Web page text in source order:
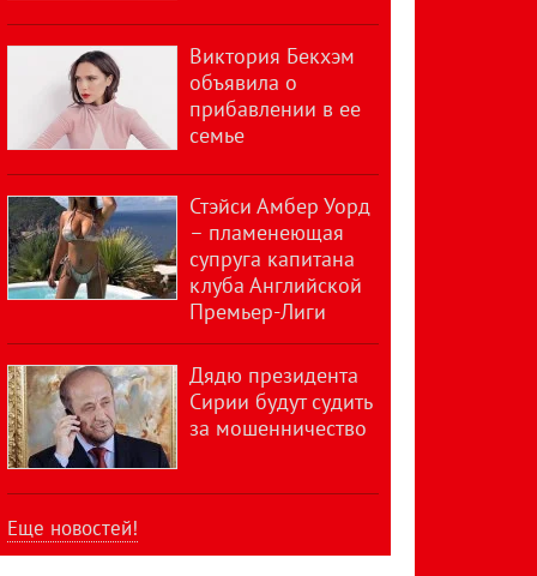
Виктория Бекхэм
объявила о
прибавлении в ее
семье
Стэйси Амбер Уорд
– пламенеющая
супруга капитана
клуба Английской
Премьер-Лиги
Дядю президента
Сирии будут судить
за мошенничество
Еще новостей!